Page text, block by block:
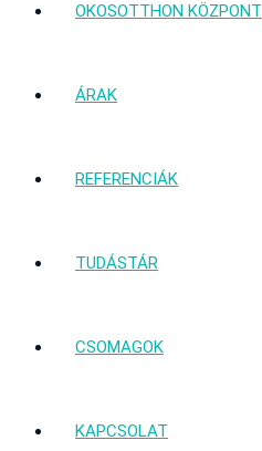
OKOSOTTHON KÖZPONT
ÁRAK
REFERENCIÁK
TUDÁSTÁR
CSOMAGOK
KAPCSOLAT